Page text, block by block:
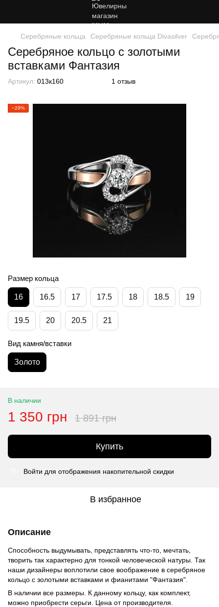
Серебряные кольца Серебряные кольца Divasilver
Серебряное кольцо с золотыми
вставками Фантазия
Артикул: 013к160 1 отзыв
−29%
Размер кольца
16 16.5 17 17.5 18 18.5 19
19.5 20 20.5 21
Вид камня/вставки
Золото
В наличии
1 350 грн 1 891 грн
Купить
Войти для отображения накопительной скидки
В избранное
Описание
Способность выдумывать, представлять что-то, мечтать,
творить так характерно для тонкой человеческой натуры. Так
наши дизайнеры воплотили свое воображение в серебряное
кольцо с золотыми вставками и фианитами "Фантазия".
В наличии все размеры. К данному кольцу, как комплект,
можно приобрести серьги. Цена от производителя.